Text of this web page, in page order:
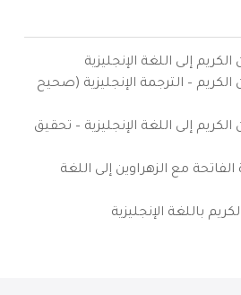
إلى اللغة الإنجليزية
الكريم – الترجمة الإنجليزية (صحيح
إلى اللغة الإنجليزية – تحقيق
مع الزهراوين إلى اللغة
باللغة الإنجليزية